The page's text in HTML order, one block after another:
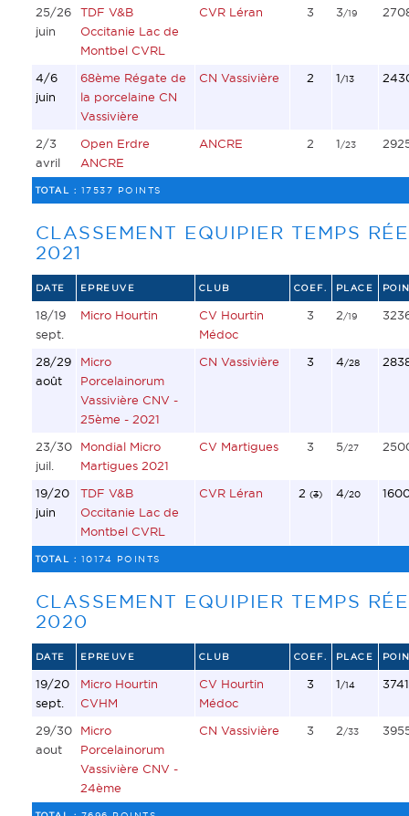
25/26
juin
TDF V&B
Occitanie Lac de
Montbel CVRL
CVR Léran 3 3/19
4/6
juin
68ème Régate de
la porcelaine CN
Vassivière
CN Vassivière 2 1/13
2/3
avril
Open Erdre
ANCRE
ANCRE 2 1/23
TOTAL : 17537 POINTS
CLASSEMENT EQUIPIER TEMPS
2021
DATE EPREUVE CLUB COEF. PLACE
18/19
sept.
Micro Hourtin
CV Hourtin
Médoc
3 2/19
28/29
août
Micro
Porcelainorum
Vassivière CNV -
25ème - 2021
CN Vassivière 3 4/28
23/30
juil.
Mondial Micro
Martigues 2021
CV Martigues 3 5/27
19/20
juin
TDF V&B
Occitanie Lac de
Montbel CVRL
CVR Léran 2(3) 4/20
TOTAL : 10174 POINTS
CLASSEMENT EQUIPIER TEMPS
2020
DATE EPREUVE CLUB COEF. PLACE
19/20
sept.
Micro Hourtin
CVHM
CV Hourtin
Médoc
3 1/14 3741
29/30
aout
Micro
Porcelainorum
Vassivière CNV -
24ème
CN Vassivière 3 2/33